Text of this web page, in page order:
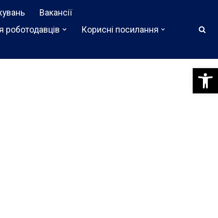
Вакансії
роботодавців
Корисні посилання